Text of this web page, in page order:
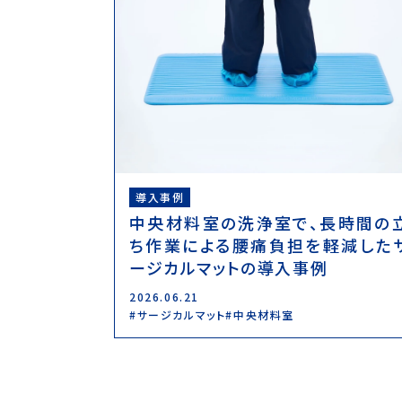
導入事例
中央材料室の洗浄室で、長時間の
ち作業による腰痛負担を軽減した
ージカルマットの導入事例
2026.06.21
サージカルマット 中央材料室